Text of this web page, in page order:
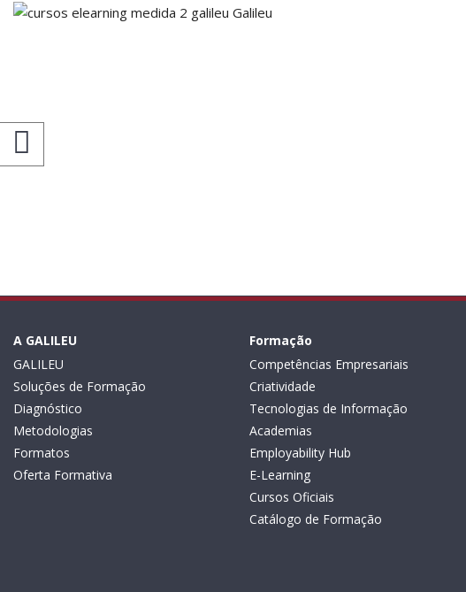
A GALILEU
GALILEU
Soluções de Formação
Diagnóstico
Metodologias
Formatos
Oferta Formativa
Formação
Competências Empresariais
Criatividade
Tecnologias de Informação
Academias
Employability Hub
E-Learning
Cursos Oficiais
Catálogo de Formação